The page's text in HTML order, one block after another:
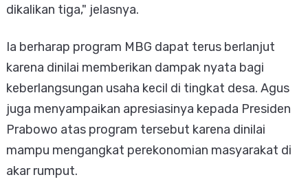
dikalikan tiga," jelasnya.
Ia berharap program MBG dapat terus berlanjut
karena dinilai memberikan dampak nyata bagi
keberlangsungan usaha kecil di tingkat desa. Agus
juga menyampaikan apresiasinya kepada Presiden
Prabowo atas program tersebut karena dinilai
mampu mengangkat perekonomian masyarakat di
akar rumput.